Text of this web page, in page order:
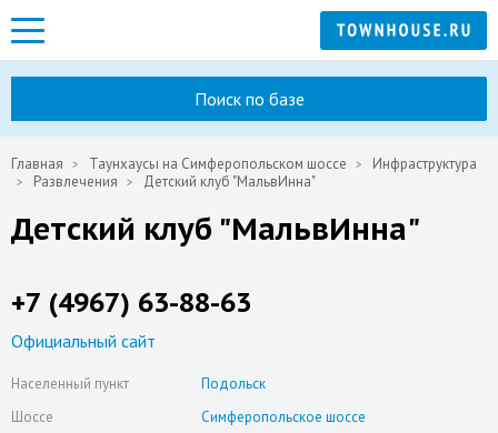
Поиск по базе
Главная Таунхаусы на Симферопольском шоссе
Инфраструктура
Развлечения
Детский клуб "МальвИнна"
Детский клуб "МальвИнна"
+7 (4967) 63-88-63
Официальный сайт
Населенный пункт
Подольск
Шоссе
Симферопольское шоссе